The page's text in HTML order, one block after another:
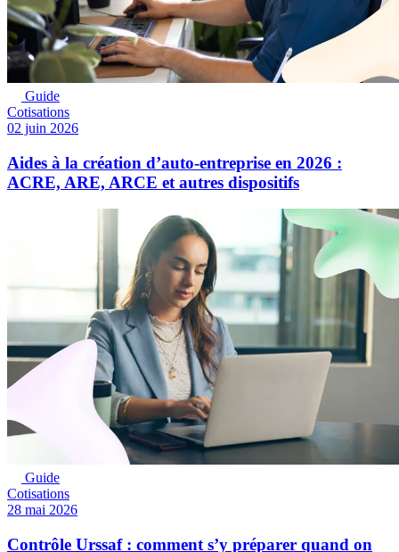
Guide
Cotisations
02 juin 2026
Aides à la création d’auto-entreprise en 2026 :
ACRE, ARE, ARCE et autres dispositifs
Guide
Cotisations
28 mai 2026
Contrôle Urssaf : comment s’y préparer quand on